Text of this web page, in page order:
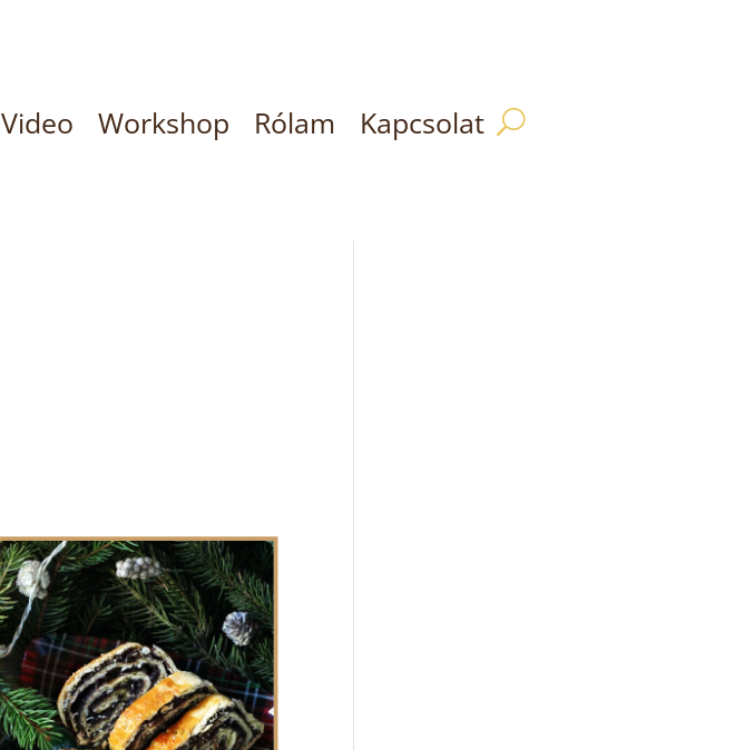
Video Workshop Rólam Kapcsolat